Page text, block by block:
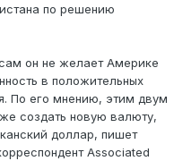
по решению
он не желает Америке
в положительных
По его мнению, этим двум
создать новую валюту,
доллар, пишет
Associated